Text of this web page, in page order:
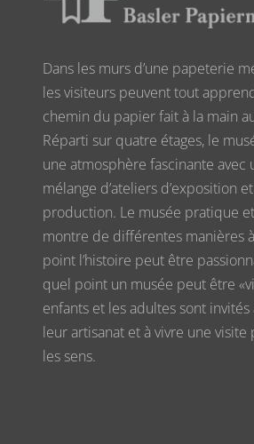
Dans les murs d’une papeterie
les visiteurs peuvent tout
chemin du papier fait à la main
Réparti sur quatre étages, le
une atmosphère fascinante avec
mélange d’ateliers d’exposition
production. Le musée pratique
montre de différentes manières
point l’histoire peut être
quel point un musée peut être
enfants et les adultes sont invités
leur artisanat et à vivre une visite
les sens.